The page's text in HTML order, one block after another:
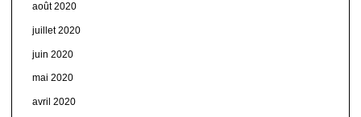
août 2020
juillet 2020
juin 2020
mai 2020
avril 2020